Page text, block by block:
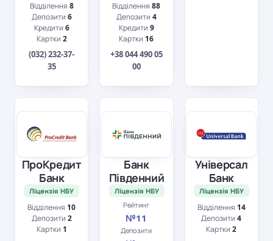
Відділення 8
Депозити 6
Кредити 6
Картки 2
(032) 232-37-
35
Відділення88
Депозити 4
Кредити 9
Картки 16
+38 044 490 05
00
ПроКредит
Банк
Ліцензія НБУ
Відділення 10
Депозити 2
Картки 1
Банк
Південний
Ліцензія НБУ
Рейтинг
№11
Депозити
Універсал
Банк
Ліцензія НБУ
Відділення 14
Депозити4
Картки2